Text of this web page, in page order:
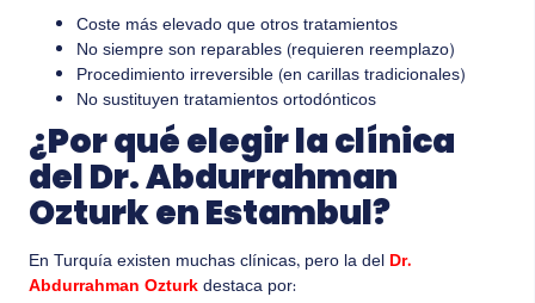
Coste más elevado que otros tratamientos
No siempre son reparables (requieren reemplazo)
Procedimiento irreversible (en carillas tradicionales)
No sustituyen tratamientos ortodónticos
¿Por qué elegir la clínica
del Dr. Abdurrahman
Ozturk en Estambul?
En Turquía existen muchas clínicas, pero la del Dr.
Abdurrahman Ozturkdestaca por: